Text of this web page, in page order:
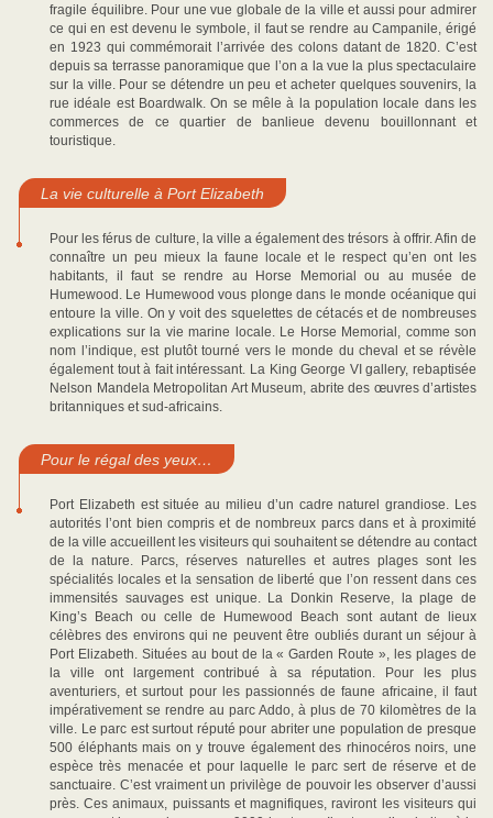
fragile équilibre. Pour une vue globale de la ville et aussi pour admirer
ce qui en est devenu le symbole, il faut se rendre au Campanile, érigé
en 1923 qui commémorait l’arrivée des colons datant de 1820. C’est
depuis sa terrasse panoramique que l’on a la vue la plus spectaculaire
sur la ville. Pour se détendre un peu et acheter quelques souvenirs, la
rue idéale est Boardwalk. On se mêle à la population locale dans les
commerces de ce quartier de banlieue devenu bouillonnant et
touristique.
La vie culturelle à Port Elizabeth
Pour les férus de culture, la ville a également des trésors à offrir. Afin de
connaître un peu mieux la faune locale et le respect qu’en ont les
habitants, il faut se rendre au Horse Memorial ou au musée de
Humewood. Le Humewood vous plonge dans le monde océanique qui
entoure la ville. On y voit des squelettes de cétacés et de nombreuses
explications sur la vie marine locale. Le Horse Memorial, comme son
nom l’indique, est plutôt tourné vers le monde du cheval et se révèle
également tout à fait intéressant. La King George VI gallery, rebaptisée
Nelson Mandela Metropolitan Art Museum, abrite des œuvres d’artistes
britanniques et sud-africains.
Pour le régal des yeux…
Port Elizabeth est située au milieu d’un cadre naturel grandiose. Les
autorités l’ont bien compris et de nombreux parcs dans et à proximité
de la ville accueillent les visiteurs qui souhaitent se détendre au contact
de la nature. Parcs, réserves naturelles et autres plages sont les
spécialités locales et la sensation de liberté que l’on ressent dans ces
immensités sauvages est unique. La Donkin Reserve, la plage de
King’s Beach ou celle de Humewood Beach sont autant de lieux
célèbres des environs qui ne peuvent être oubliés durant un séjour à
Port Elizabeth. Situées au bout de la « Garden Route », les plages de
la ville ont largement contribué à sa réputation. Pour les plus
aventuriers, et surtout pour les passionnés de faune africaine, il faut
impérativement se rendre au parc Addo, à plus de 70 kilomètres de la
ville. Le parc est surtout réputé pour abriter une population de presque
500 éléphants mais on y trouve également des rhinocéros noirs, une
espèce très menacée et pour laquelle le parc sert de réserve et de
sanctuaire. C’est vraiment un privilège de pouvoir les observer d’aussi
près. Ces animaux, puissants et magnifiques, raviront les visiteurs qui